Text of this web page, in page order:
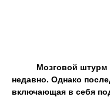
Мозговой штурм
недавно. Однако
включающая в себя